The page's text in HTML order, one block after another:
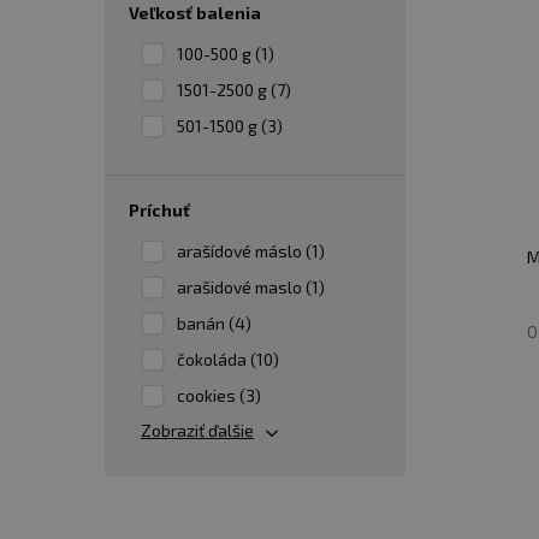
KEDY UŽÍVAŤ SRVÁTKOVÝ HYDROLYZÁT?
Ráno alebo pred tréningom:
Hydrolyzát
predchádzať katabolizmu (rozpadu
Po intenzívnom fyzickom
rýchlo sa vstrebáva, čím zabezpečuje
pridať do stravy viac bielkovín, môže
MÔŽEM UŽÍVAŤ SRVÁTKOVÝ
veľkosť balenia
100-500 g (1)
1501-2500 g (7)
501-1500 g (3)
príchuť
arašídové máslo (1)
arašidové maslo (1)
banán (4)
čokoláda (10)
cookies (3)
Zobraziť ďalšie